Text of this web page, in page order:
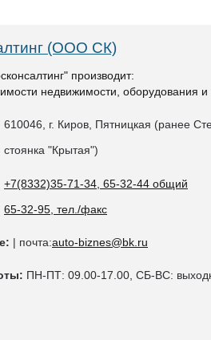
(ООО СК)
производит:
недвижимости, оборудования и
610046, г. Киров, Пятницкая (ранее
стоянка "Крытая")
+7(8332)35-71-34, 65-32-44 общий
65-32-95, тел./факс
| почта:auto-biznes@bk.ru
ПН-ПТ: 09.00-17.00, СБ-ВС: